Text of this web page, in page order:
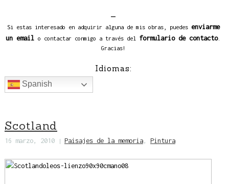
Si estas interesado en adquirir alguna de mis obras, puedes enviarme
un email o contactar conmigo a través del formulario de contacto.
Gracias!
Idiomas:
Spanish
Scotland
16 marzo, 2010 | Paisajes de la memoria, Pintura